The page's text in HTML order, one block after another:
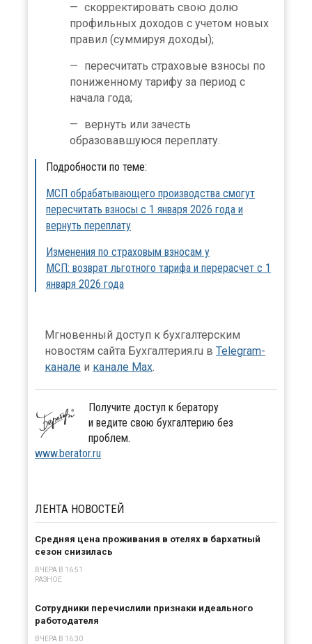
скорректировать свою долю
профильных доходов с учетом новых
правил (суммируя доходы);
пересчитать страховые взносы по
пониженному тарифу за период с
начала года;
вернуть или зачесть
образовавшуюся переплату.
Подробности по теме:
МСП обрабатывающего производства смогут
пересчитать взносы с 1 января 2026 года и
вернуть переплату
Изменения по страховым взносам у
МСП: возврат льготного тарифа и перерасчет с 1
января 2026 года
Мгновенный доступ к бухгалтерским
новостям сайта Бухгалтерия.ru в Telegram-
канале и канале Max.
Получите доступ к бератору
и ведите свою бухгалтерию без
проблем.
www.berator.ru
ЛЕНТА НОВОСТЕЙ
Средняя цена проживания в отелях в бархатный
сезон снизилась
ВЧЕРА В 16:51
РАЗНОЕ
Сотрудники перечислили признаки идеального
работодателя
ВЧЕРА В 16:30